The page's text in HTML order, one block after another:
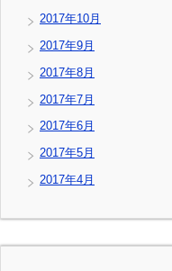
2017年10月
2017年9月
2017年8月
2017年7月
2017年6月
2017年5月
2017年4月